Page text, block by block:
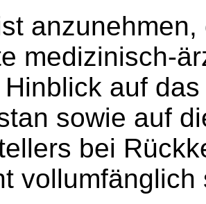
medizinisch-
auf
sowie auf
bei
vollumfänglich